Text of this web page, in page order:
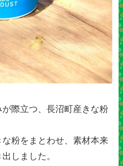
際立つ、長沼町産きな粉
粉をまとわせ、素材本来
しました。